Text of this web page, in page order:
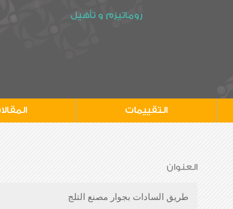
روماتيزم و تأهيل
التقييمات
العنوان
طريق السادات بجوار مصنع التلج